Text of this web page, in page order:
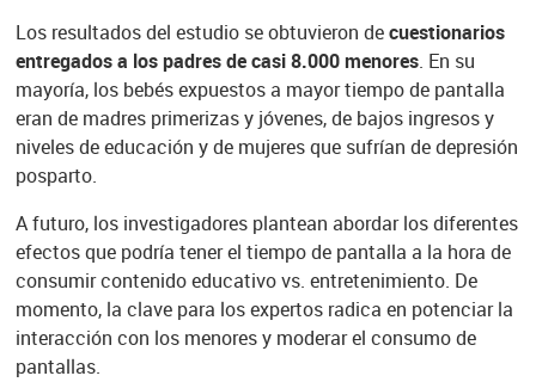
Los resultados del estudio se obtuvieron decuestionarios
entregados a los padres de casi 8.000 menores. En su
mayoría, los bebés expuestos a mayor tiempo de pantalla
eran de madres primerizas y jóvenes, de bajos ingresos y
niveles de educación y de mujeres que sufrían de depresión
posparto.
A futuro, los investigadores plantean abordar los diferentes
efectos que podría tener el tiempo de pantalla a la hora de
consumir contenido educativo vs. entretenimiento. De
momento, la clave para los expertos radica en potenciar la
interacción con los menores y moderar el consumo de
pantallas.